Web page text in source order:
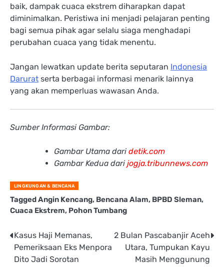
baik, dampak cuaca ekstrem diharapkan dapat
diminimalkan. Peristiwa ini menjadi pelajaran penting
bagi semua pihak agar selalu siaga menghadapi
perubahan cuaca yang tidak menentu.
Jangan lewatkan update berita seputaran Indonesia
Darurat serta berbagai informasi menarik lainnya
yang akan memperluas wawasan Anda.
Sumber Informasi Gambar:
Gambar Utama dari detik.com
Gambar Kedua dari jogja.tribunnews.com
LINGKUNGAN & BENCANA
TaggedAngin Kencang, Bencana Alam, BPBD Sleman,
Cuaca Ekstrem, Pohon Tumbang
Post
navigation
Kasus Haji Memanas,
Pemeriksaan Eks Menpora
Dito Jadi Sorotan
2 Bulan Pascabanjir Aceh
Utara, Tumpukan Kayu
Masih Menggunung